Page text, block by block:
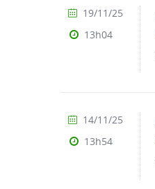
19/11/25
13h04
14/11/25
13h54